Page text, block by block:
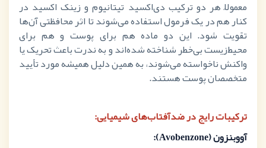
معمولاً هر دو ترکیب دی‌اکسید تیتانیوم و زینک اکسید در
کنار هم در یک فرمول استفاده می‌شوند تا اثر محافظتی آن‌ها
تقویت شود. این دو ماده هم برای پوست و هم برای
محیط‌زیست بی‌خطر شناخته شده‌اند و به ندرت باعث تحریک یا
واکنش ناخواسته می‌شوند، به همین دلیل همیشه مورد تأیید
متخصصان پوست هستند.
ترکیبات رایج در ضدآفتاب‌های شیمیایی:
آوو‌بنزون (Avobenzone
):